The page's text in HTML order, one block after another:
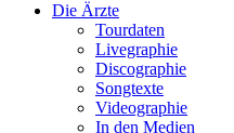
Die Ärzte
Tourdaten
Livegraphie
Discographie
Songtexte
Videographie
In den Medien